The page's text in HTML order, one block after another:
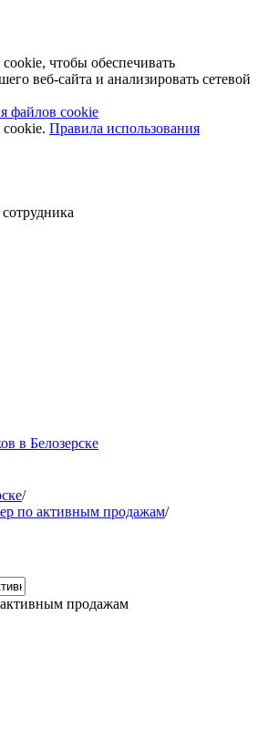
чтобы обеспечивать
веб-сайта и анализировать сетевой
файлов cookie
Правила использования
в Белозерске
/
по активным продажам/
продажам